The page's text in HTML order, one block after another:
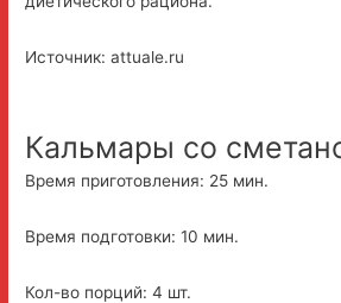
Источник: attuale.ru
Кальмары со
Время приготовления: 25 мин.
Время подготовки: 10 мин.
Кол-во порций: 4 шт.